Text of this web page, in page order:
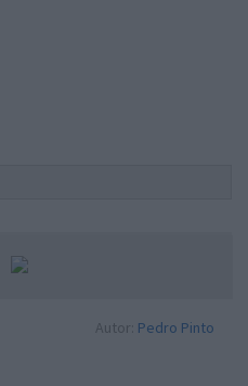
Autor: Pedro Pinto